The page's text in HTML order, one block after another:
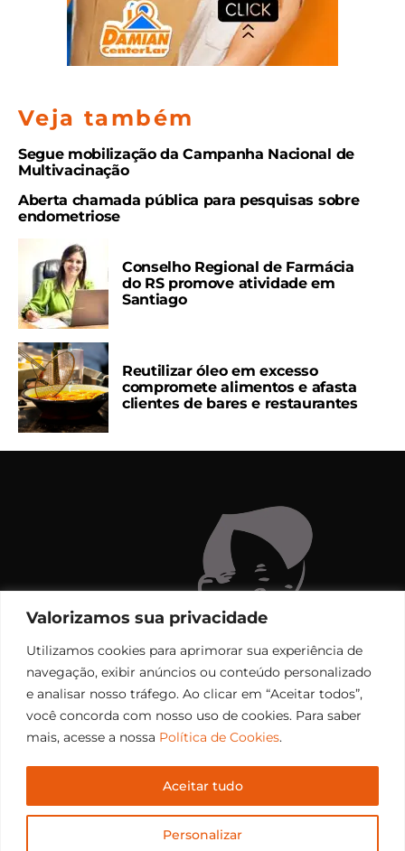
Valorizamos sua privacidade
Utilizamos cookies para aprimorar sua experiência de
navegação, exibir anúncios ou conteúdo personalizado
e analisar nosso tráfego. Ao clicar em “Aceitar todos”,
você concorda com nosso uso de cookies. Para saber
mais, acesse a nossa Política de Cookies.
Personalizar
Aceitar tudo
Veja também
Segue mobilização da Campanha Nacional de
Multivacinação
Aberta chamada pública para pesquisas sobre
endometriose
Conselho Regional de Farmácia
do RS promove atividade em
Santiago
Reutilizar óleo em excesso
compromete alimentos e afasta
clientes de bares e restaurantes
Copyright © 2006 – 2026 Rádio Santiago FM. Todos os
direitos reservados.